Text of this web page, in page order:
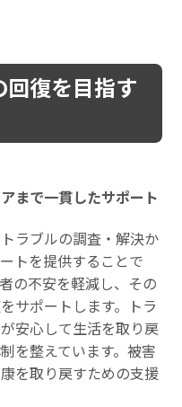
回復を目指す
まで一貫したサポート
ラブルの調査・解決か
トを提供することで
の不安を軽減し、その
サポートします。トラ
安心して生活を取り戻
を整えています。被害
を取り戻すための支援